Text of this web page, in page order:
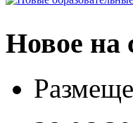
Новое на